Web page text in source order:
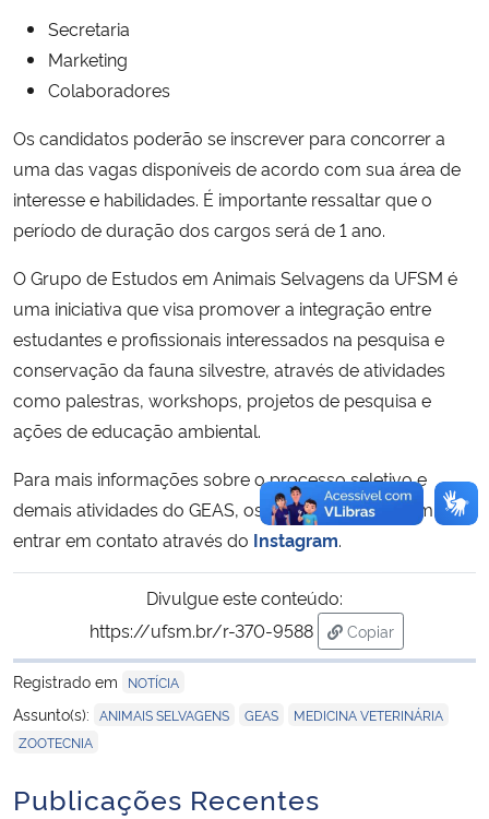
Secretaria
Marketing
Colaboradores
Os candidatos poderão se inscrever para concorrer a
uma das vagas disponíveis de acordo com sua área de
interesse e habilidades. É importante ressaltar que o
período de duração dos cargos será de 1 ano.
O Grupo de Estudos em Animais Selvagens da UFSM é
uma iniciativa que visa promover a integração entre
estudantes e profissionais interessados na pesquisa e
conservação da fauna silvestre, através de atividades
como palestras, workshops, projetos de pesquisa e
ações de educação ambiental.
Para mais informações sobre o processo seletivo e
demais atividades do GEAS, os interessados podem
entrar em contato através do Instagram.
Divulgue este conteúdo:
https://ufsm.br/r-370-9588
Copiar
para área de
Registrado em
NOTÍCIA
Assunto(s): ANIMAIS SELVAGENS GEAS MEDICINA VETERINÁRIA
ZOOTECNIA
Publicações Recentes